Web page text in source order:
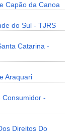
Capão da Canoa
do Sul - TJRS
Catarina -
Araquari
Consumidor -
Direitos Do